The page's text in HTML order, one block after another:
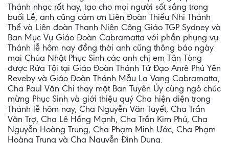
Thánh nhạc rất hay, tạo cho mọi người sốt sắng trong
buổi Lễ, anh cũng cám ơn Liên Đoàn Thiếu Nhi Thánh
Thể và Liên đoàn Thanh Niên Công Giáo TGP Sydney và
Ban Mục Vụ Giáo Đoàn Cabramatta với phần phụng vụ
Thánh lễ hôm nay đồng thời anh cũng thông báo ngày
mai Chúa Nhật Phục Sinh các anh chị em Tân Tòng
được Rửa Tội tại Giáo Đoàn Thánh Tử Đạo Anrê Phú Yên
Reveby và Giáo Đoàn Thánh Mẫu La Vang Cabramatta,
Cha Paul Văn Chi thay mặt Ban Tuyên Úy cũng ngỏ chúc
mừng Phục Sinh và giới thiệu quý Cha hiện diện trong
Thánh lễ hôm nay, Cha Nguyễn Văn Tuyết, Cha Trần
Văn Trợ, Cha Lê Hồng Mạnh, Cha Trần Kim Phú, Cha
Nguyễn Hoàng Trung, Cha Phạm Minh Ước, Cha Phạm
Hoàng Trung và Cha Nguyễn Đình Dung.